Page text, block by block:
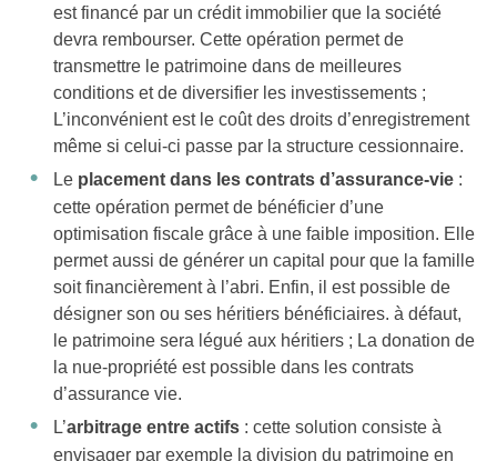
est financé par un crédit immobilier que la société
devra rembourser. Cette opération permet de
transmettre le patrimoine dans de meilleures
conditions et de diversifier les investissements ;
L’inconvénient est le coût des droits d’enregistrement
même si celui-ci passe par la structure cessionnaire.
Le placement dans les contrats d’assurance-vie :
cette opération permet de bénéficier d’une
optimisation fiscale grâce à une faible imposition. Elle
permet aussi de générer un capital pour que la famille
soit financièrement à l’abri. Enfin, il est possible de
désigner son ou ses héritiers bénéficiaires. à défaut,
le patrimoine sera légué aux héritiers ; La donation de
la nue-propriété est possible dans les contrats
d’assurance vie.
L’arbitrage entre actifs : cette solution consiste à
envisager par exemple la division du patrimoine en